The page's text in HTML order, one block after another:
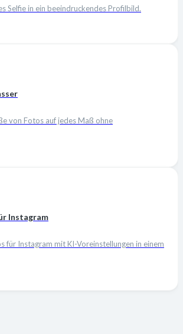
Selfie in ein beeindruckendes Profilbild.
von Fotos auf jedes Maß ohne
Instagram
für Instagram mit KI-Voreinstellungen in einem